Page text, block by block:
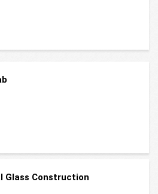
Glass Construction